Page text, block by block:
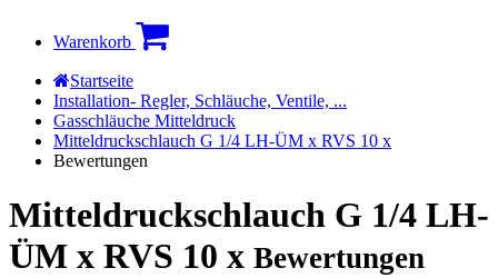
Warenkorb
Startseite
Installation- Regler, Schläuche, Ventile, ...
Gasschläuche Mitteldruck
Mitteldruckschlauch G 1/4 LH-ÜM x RVS 10 x
Bewertungen
Mitteldruckschlauch G 1/4 LH-
ÜM x RVS 10 x Bewertungen